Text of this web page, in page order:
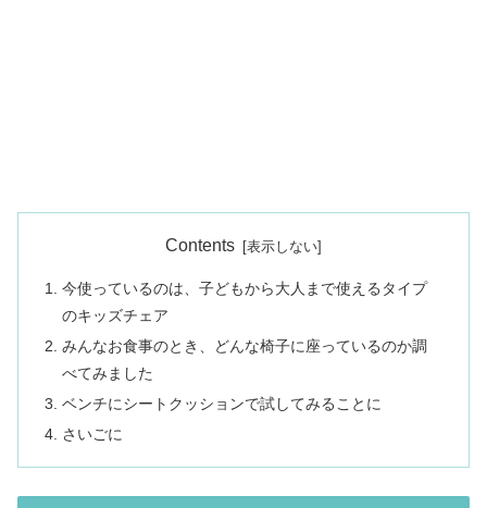
Contents
今使っているのは、子どもから大人まで使えるタイプ
のキッズチェア
みんなお食事のとき、どんな椅子に座っているのか調
べてみました
ベンチにシートクッションで試してみることに
さいごに